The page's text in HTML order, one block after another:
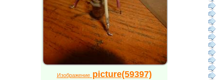
Изображениеpicture(59397)